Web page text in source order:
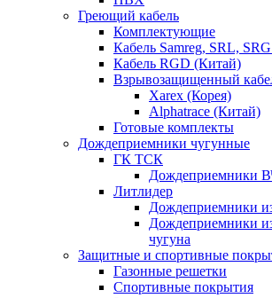
Греющий кабель
Комплектующие
Кабель Samreg, SRL,
Кабель RGD (Китай)
Взрывозащищенный
Xarex (Корея)
Alphatrace (Китай)
Готовые комплекты
Дождеприемники чугунные
ГК ТСК
Дождеприемники
Литлидер
Дождеприемники
Дождеприемники
чугуна
Защитные и спортивные
Газонные решетки
Спортивные покрытия